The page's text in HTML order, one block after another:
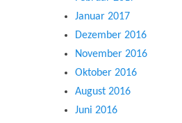
Januar 2017
Dezember 2016
November 2016
Oktober 2016
August 2016
Juni 2016